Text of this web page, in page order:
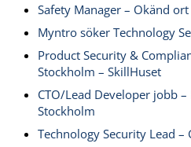
Safety Manager – Okänd
Myntro söker Technology
Product Security &
Stockholm – SkillHuset
CTO/Lead Developer jobb –
Stockholm
Technology Security Lead